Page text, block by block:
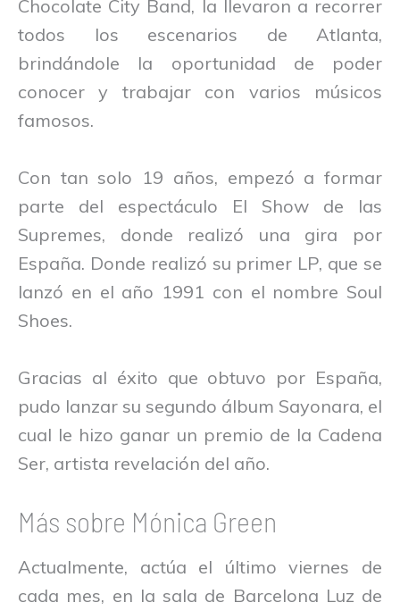
Chocolate City Band, la llevaron a recorrer
todos los escenarios de Atlanta,
brindándole la oportunidad de poder
conocer y trabajar con varios músicos
famosos.
Con tan solo 19 años, empezó a formar
parte del espectáculo El Show de las
Supremes, donde realizó una gira por
España. Donde realizó su primer LP, que se
lanzó en el año 1991 con el nombre Soul
Shoes.
Gracias al éxito que obtuvo por España,
pudo lanzar su segundo álbum Sayonara, el
cual le hizo ganar un premio de la Cadena
Ser, artista revelación del año.
Más sobre Mónica Green
Actualmente, actúa el último viernes de
cada mes, en la sala de Barcelona Luz de